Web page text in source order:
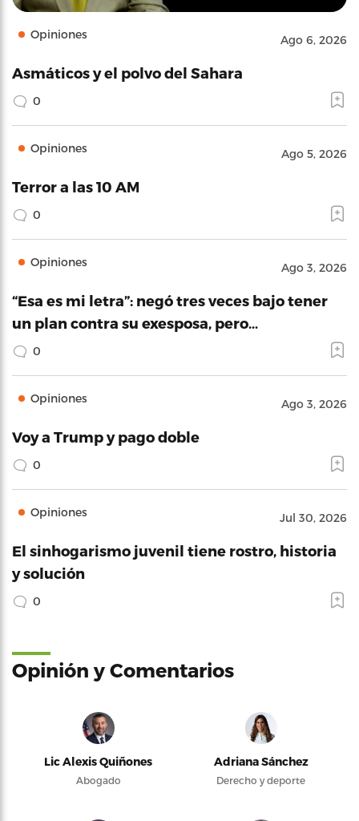
Opiniones Ago 6, 2026
Asmáticos y el polvo del Sahara
0
Opiniones Ago 5, 2026
Terror a las 10 AM
0
Opiniones Ago 3, 2026
“Esa es mi letra”: negó tres veces bajo tener
un plan contra su exesposa, pero…
0
Opiniones Ago 3, 2026
Voy a Trump y pago doble
0
Opiniones Jul 30, 2026
El sinhogarismo juvenil tiene rostro, historia
y solución
0
Opinión y Comentarios
Lic Alexis Quiñones
Abogado
Adriana Sánchez
Derecho y deporte